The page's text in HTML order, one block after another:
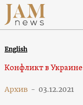
English
Конфликт в Украине
Архив - 03.12.2021